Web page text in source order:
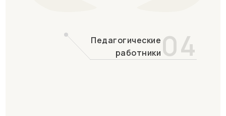
Педагогические
работники 04